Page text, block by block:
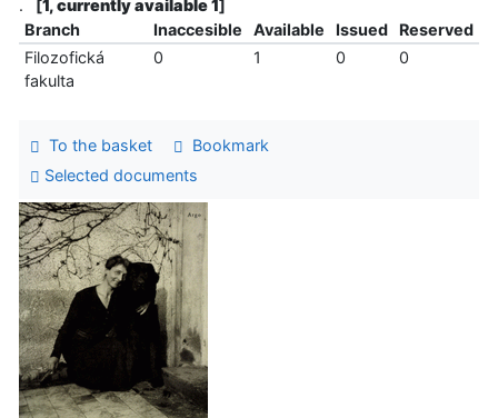
. [1, currently available 1 ]
Branch
Inaccesible Available Issued
Reserved
Filozofická
fakulta
0 1 0 0
To the basket
Bookmark
Selected documents